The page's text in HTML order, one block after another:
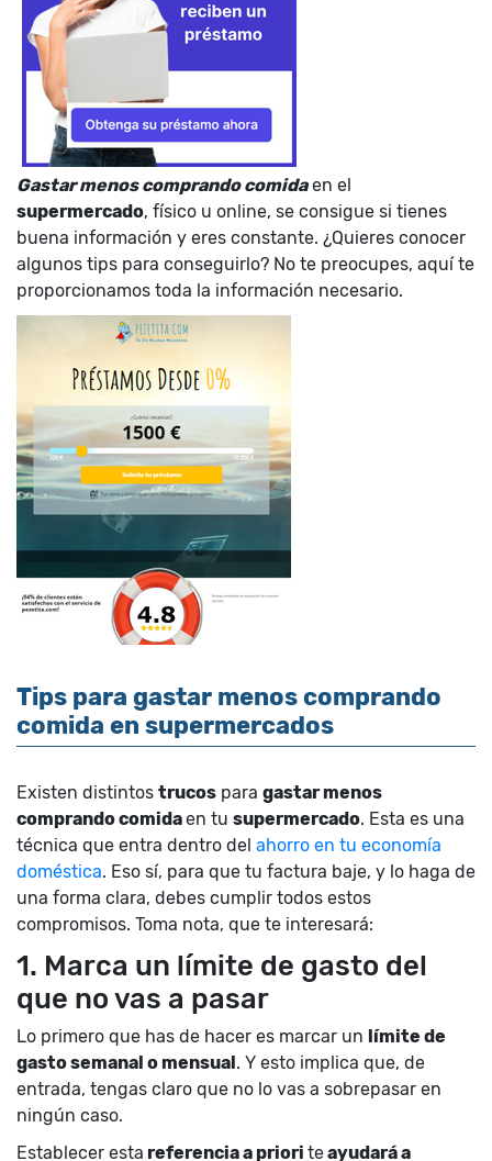
Gastar menos comprando comidaen el
supermercado, físico u online, se consigue si tienes
buena información y eres constante. ¿Quieres conocer
algunos tips para conseguirlo? No te preocupes, aquí te
proporcionamos toda la información necesario.
Tips para gastar menos comprando
comida en supermercados
Existen distintos trucos para gastar menos
comprando comidaen tu supermercado. Esta es una
técnica que entra dentro del ahorro en tu economía
doméstica. Eso sí, para que tu factura baje, y lo haga de
una forma clara, debes cumplir todos estos
compromisos. Toma nota, que te interesará:
1. Marca un límite de gasto del
que no vas a pasar
Lo primero que has de hacer es marcar un límite de
gasto semanal o mensual. Y esto implica que, de
entrada, tengas claro que no lo vas a sobrepasar en
ningún caso.
Establecer esta referencia a priori teayudará a